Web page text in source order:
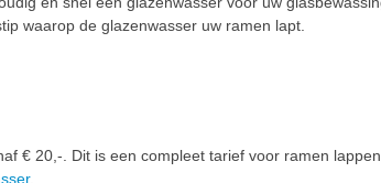
waarop de glazenwasser uw ramen lapt.
€ 20,-. Dit is een compleet tarief voor ramen
.